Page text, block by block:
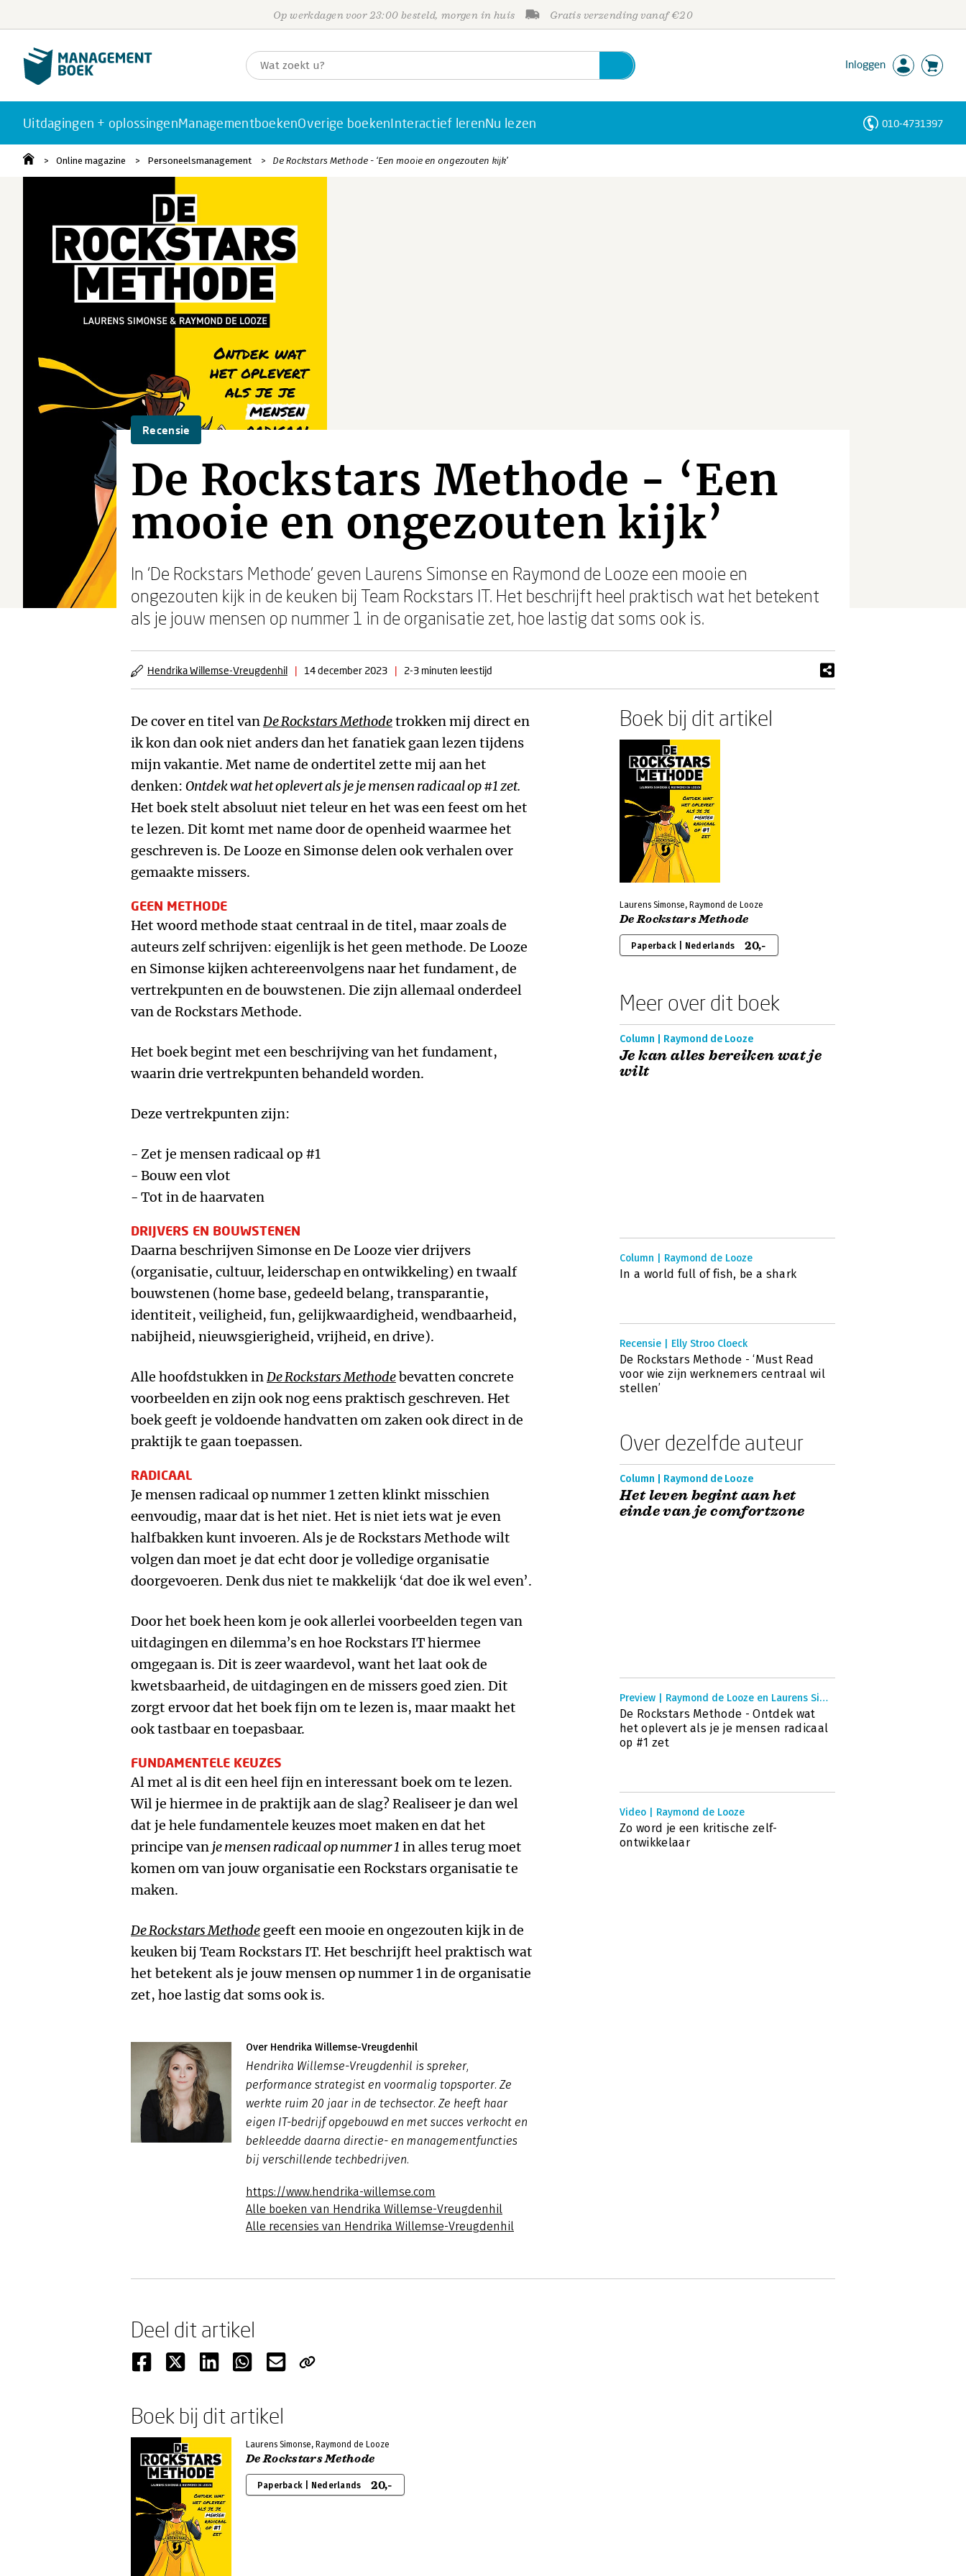
Op werkdagen voor 23:00 besteld, morgen in huis Gratis verzending vanaf €20
Inloggen
Uitdagingen + oplossingenManagementboekenOverige boekenInteractief lerenNu lezen 010-4731397
Online magazine Personeelsmanagement De Rockstars Methode - ‘Een mooie en ongezouten kijk’
Recensie
De Rockstars Methode - ‘Een
mooie en ongezouten kijk’
In ‘De Rockstars Methode’ geven Laurens Simonse en Raymond de Looze een mooie en
ongezouten kijk in de keuken bij Team Rockstars IT. Het beschrijft heel praktisch wat het betekent
als je jouw mensen op nummer 1 in de organisatie zet, hoe lastig dat soms ook is.
Hendrika Willemse-Vreugdenhil | 14 december 2023 | 2-3 minuten leestijd
De cover en titel vanDe Rockstars Methodetrokken mij direct en
ik kon dan ook niet anders dan het fanatiek gaan lezen tijdens
mijn vakantie. Met name de ondertitel zette mij aan het
denken: Ontdek wat het oplevert als je je mensen radicaal op #1 zet.
Het boek stelt absoluut niet teleur en het was een feest om het
te lezen. Dit komt met name door de openheid waarmee het
geschreven is. De Looze en Simonse delen ook verhalen over
gemaakte missers.
GEEN METHODE
Het woord methode staat centraal in de titel, maar zoals de
auteurs zelf schrijven: eigenlijk is het geen methode. De Looze
en Simonse kijken achtereenvolgens naar het fundament, de
vertrekpunten en de bouwstenen. Die zijn allemaal onderdeel
van de Rockstars Methode.
Het boek begint met een beschrijving van het fundament,
waarin drie vertrekpunten behandeld worden.
Deze vertrekpunten zijn:
- Zet je mensen radicaal op #1
- Bouw een vlot
- Tot in de haarvaten
DRIJVERS EN BOUWSTENEN
Daarna beschrijven Simonse en De Looze vier drijvers
(organisatie, cultuur, leiderschap en ontwikkeling) en twaalf
bouwstenen (home base, gedeeld belang, transparantie,
identiteit, veiligheid, fun, gelijkwaardigheid, wendbaarheid,
nabijheid, nieuwsgierigheid, vrijheid, en drive).
Alle hoofdstukken inDe Rockstars Methodebevatten concrete
voorbeelden en zijn ook nog eens praktisch geschreven. Het
boek geeft je voldoende handvatten om zaken ook direct in de
praktijk te gaan toepassen.
RADICAAL
Je mensen radicaal op nummer 1 zetten klinkt misschien
eenvoudig, maar dat is het niet. Het is niet iets wat je even
halfbakken kunt invoeren. Als je de Rockstars Methode wilt
volgen dan moet je dat echt door je volledige organisatie
doorgevoeren. Denk dus niet te makkelijk ‘dat doe ik wel even’.
Door het boek heen kom je ook allerlei voorbeelden tegen van
uitdagingen en dilemma’s en hoe Rockstars IT hiermee
omgegaan is. Dit is zeer waardevol, want het laat ook de
kwetsbaarheid, de uitdagingen en de missers goed zien. Dit
zorgt ervoor dat het boek fijn om te lezen is, maar maakt het
ook tastbaar en toepasbaar.
FUNDAMENTELE KEUZES
Al met al is dit een heel fijn en interessant boek om te lezen.
Wil je hiermee in de praktijk aan de slag? Realiseer je dan wel
dat je hele fundamentele keuzes moet maken en dat het
principe van je mensen radicaal op nummer 1 in alles terug moet
komen om van jouw organisatie een Rockstars organisatie te
maken.
De Rockstars Methode geeft een mooie en ongezouten kijk in de
keuken bij Team Rockstars IT. Het beschrijft heel praktisch wat
het betekent als je jouw mensen op nummer 1 in de organisatie
zet, hoe lastig dat soms ook is.
Over Hendrika Willemse-Vreugdenhil
Hendrika Willemse-Vreugdenhil is spreker,
performance strategist en voormalig topsporter. Ze
werkte ruim 20 jaar in de techsector. Ze heeft haar
eigen IT-bedrijf opgebouwd en met succes verkocht en
bekleedde daarna directie- en managementfuncties
bij verschillende techbedrijven.
https://www.hendrika-willemse.com
Alle boeken van Hendrika Willemse-Vreugdenhil
Alle recensies van Hendrika Willemse-Vreugdenhil
Boek bij dit artikel
Laurens Simonse, Raymond de Looze
De Rockstars Methode
Paperback | Nederlands 20,-
Meer over dit boek
Column | Raymond de Looze
Je kan alles bereiken wat je
wilt
Column | Raymond de Looze
In a world full of fish, be a shark
Recensie | Elly Stroo Cloeck
De Rockstars Methode - ‘Must Read
voor wie zijn werknemers centraal wil
stellen’
Over dezelfde auteur
Column | Raymond de Looze
Het leven begint aan het
einde van je comfortzone
Preview | Raymond de Looze en Laurens Simonse
De Rockstars Methode - Ontdek wat
het oplevert als je je mensen radicaal
op #1 zet
Video | Raymond de Looze
Zo word je een kritische zelf-
ontwikkelaar
Deel dit artikel
Boek bij dit artikel
Laurens Simonse, Raymond de Looze
De Rockstars Methode
Paperback | Nederlands 20,-
Personen